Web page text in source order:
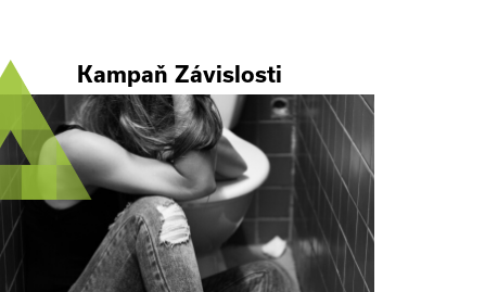
Kampaň Závislosti